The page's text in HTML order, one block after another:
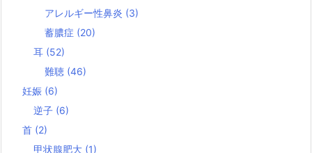
アレルギー性鼻炎 (3)
蓄膿症 (20)
耳 (52)
難聴 (46)
妊娠 (6)
逆子 (6)
首 (2)
甲状腺肥大 (1)